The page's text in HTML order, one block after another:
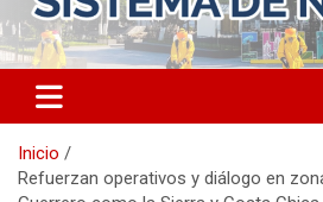
Inicio
Refuerzan operativos y diálogo en